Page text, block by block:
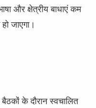
और क्षेत्रीय बाधाएं कम
जाएगा।
के दौरान स्वचालित